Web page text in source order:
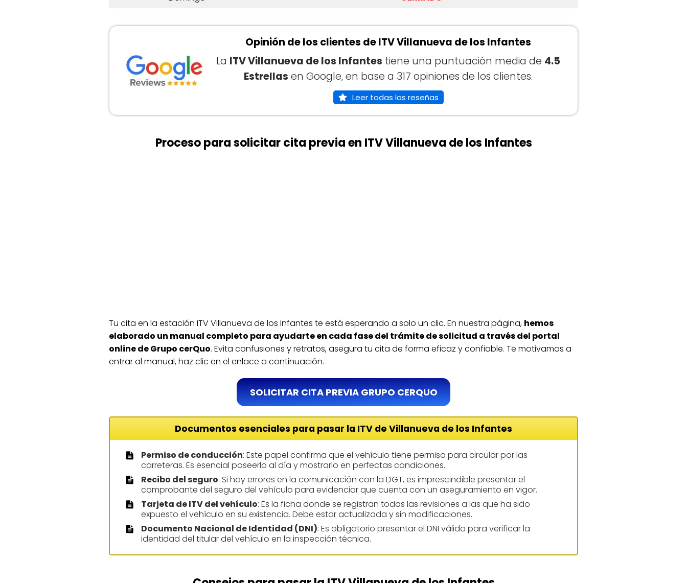
Opinión de los clientes de ITV Villanueva de los Infantes
La ITV Villanueva de los Infantes tiene una puntuación media de 4.5
Estrellas en Google, en base a 317 opiniones de los clientes.
Leer todas las reseñas
Proceso para solicitar cita previa en ITV Villanueva de los Infantes
Tu cita en la estación ITV Villanueva de los Infantes te está esperando a solo un clic. En nuestra página, hemos
elaborado un manual completo para ayudarte en cada fase del trámite de solicitud a través del portal
online de Grupo cerQuo. Evita confusiones y retratos, asegura tu cita de forma eficaz y confiable. Te motivamos a
entrar al manual, haz clic en el enlace a continuación.
SOLICITAR CITA PREVIA GRUPO CERQUO
Documentos esenciales para pasar la ITV de Villanueva de los Infantes
Permiso de conducción: Este papel confirma que el vehículo tiene permiso para circular por las
carreteras. Es esencial poseerlo al día y mostrarlo en perfectas condiciones.
Recibo del seguro: Si hay errores en la comunicación con la DGT, es imprescindible presentar el
comprobante del seguro del vehículo para evidenciar que cuenta con un aseguramiento en vigor.
Tarjeta de ITV del vehículo: Es la ficha donde se registran todas las revisiones a las que ha sido
expuesto el vehículo en su existencia. Debe estar actualizada y sin modificaciones.
Documento Nacional de Identidad (DNI): Es obligatorio presentar el DNI válido para verificar la
identidad del titular del vehículo en la inspección técnica.